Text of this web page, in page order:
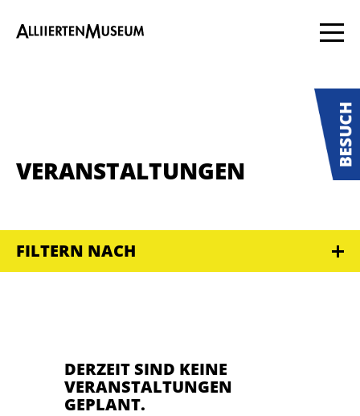
VERANSTALTUNGEN
FILTERN NACH
DERZEIT SIND KEINE
VERANSTALTUNGEN
GEPLANT.